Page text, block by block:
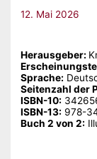
12. Mai 2026
Herausgeber: ‎
Sprache:
Seitenzahl der
ISBN-10:
ISBN-13: ‎978-
Buch 2 von 2: